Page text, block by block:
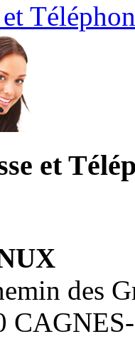
et
des